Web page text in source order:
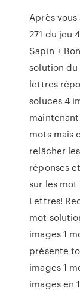
Après
271 du jeu
Sapin +
solution du
lettres
soluces 4
mots mais
relâcher
réponses
sur les
Lettres!
mot
images 1
présente
images 1
images en